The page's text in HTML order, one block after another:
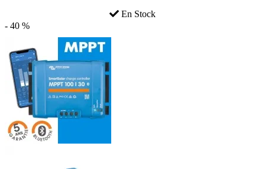
En Stock
- 40 %